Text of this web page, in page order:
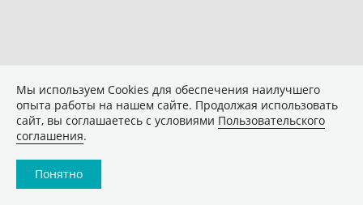
Мы используем Сookies для обеспечения наилучшего
опыта работы на нашем сайте. Продолжая использовать
сайт, вы соглашаетесь с условиями Пользовательского
соглашения.
Понятно